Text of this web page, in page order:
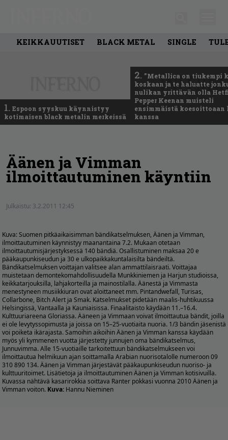
KEIKKAUUTISET BLACK METAL SINGLE
1. Espoon syyskuu käynnistyy
kotimaisen black metalin merkeissä
2. ”Metallica on tiukempi
koskaan ja te haluatte
nulikan yrittävän olla
Pepper Keenan muisteli
ensimmäistä
kanssa
Äänen ja Vimman
ilmoittautuminen käyntiin
Julkaistu: 3.2.2011 12:45
Kuva: Suomen pitkäaikaisimman bändikatselmuksen, Äänen ja Vimman,
ilmoittautuminen käynnistyy maanantaina 7.2. Mukaan otetaan
ilmoittautumisjärjestyksessä 140 bändiä. Osallistuminen maksaa 20 e
pääkaupunkiseudun ja 30 e ulkopaikkakuntalaisilta bändeiltä.
Bändikatselmuksen voittajan valitsee alan ammattilaisraati. Voittajaa
muistetaan demontekomahdollisuudella Munkkiniemen ja Harjun studioissa,
keikkatarjouksilla, lahjakorteilla ja mainostilalla. Äänestä ja Vimmasta
menestyneen musiikkiuran ovat aloittaneet mm. Pintandwefall, Turisas,
Collarbone, Bitch Alert ja Smak. Katselmukset pidetään maalis-huhtikuussa
Helsingissä, Vantaalla ja Kauniaisissa. Finaalitaisto käydään 11.–16.4.
Kulttuuriareena Gloriassa. Ääneen ja Vimmaan voivat ilmoittautua bändit, joilla
ei ole levytyssopimusta ja joissa on 15–25-vuotiaita nuoria. 1/3 bändin jäsenistä
voi poiketa ikärajasta. Samoihin aikoihin Äänen ja Vimman kanssa käydään
myös yli kymmenen vuotta järjestetty junnujen oma bändikatselmus,
Junnuvimma. Alle 15-vuotiaille tarkoitettuun bändikatselmukseen voi
ilmoittautua helmikuun ajan soittamalla Arabian nuorisotalolle numeroon 09
310 890 134. Äänen ja Vimman järjestävät pääkaupunkiseudun nuoriso- ja
kulttuuritoimet. Lisätietoja ja ilmoittautuminenÄänen ja Vimman kotisivuilla.
Kuvassa nähtävä kasarirokkia soittava Ranter pokkasi vuonna 2010 Äänen ja
Vimman voiton. Kuva: Hannu Nieminen